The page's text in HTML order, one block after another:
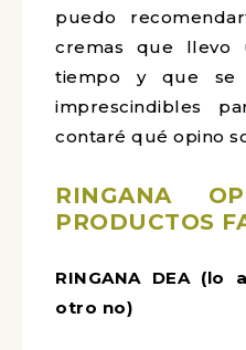
puedo
cremas que llevo
tiempo y que se
imprescindibles
contaré qué opino
RINGANA
PRODUCTOS
RINGANA DEA
otro no)